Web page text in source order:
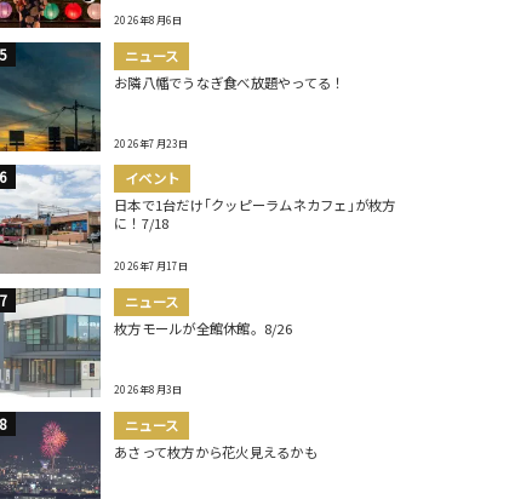
2026年8月6日
ニュース
お隣八幡でうなぎ食べ放題やってる！
2026年7月23日
イベント
日本で1台だけ｢クッピーラムネカフェ｣が枚方
に！7/18
2026年7月17日
ニュース
枚方モールが全館休館。8/26
2026年8月3日
ニュース
あさって枚方から花火見えるかも